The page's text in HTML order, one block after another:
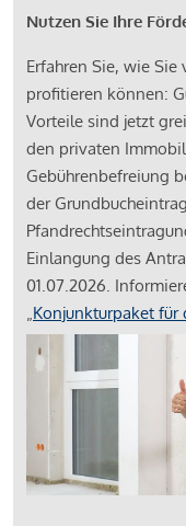
Nutzen Sie Ihre
Erfahren Sie, wie
profitieren können:
Vorteile sind jetzt
den privaten
Gebührenbefreiung
der
Einlangung des
01.07.2026.
„Konjunkturpaket für